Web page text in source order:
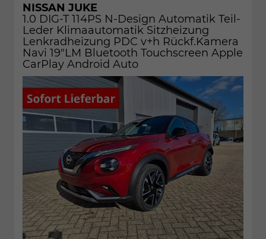
NISSAN JUKE
1.0 DIG-T 114PS N-Design Automatik Teil-
Leder Klimaautomatik Sitzheizung
Lenkradheizung PDC v+h Rückf.Kamera
Navi 19"LM Bluetooth Touchscreen Apple
CarPlay Android Auto